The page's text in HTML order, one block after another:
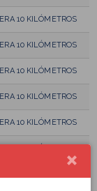
10 KILÓMETROS
10 KILÓMETROS
10 KILÓMETROS
10 KILÓMETROS
10 KILÓMETROS